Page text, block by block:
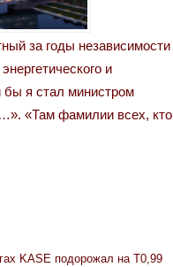
за годы независимости
и
бы я стал министром
«Там фамилии всех, кто
KASE подорожал на Т0,99